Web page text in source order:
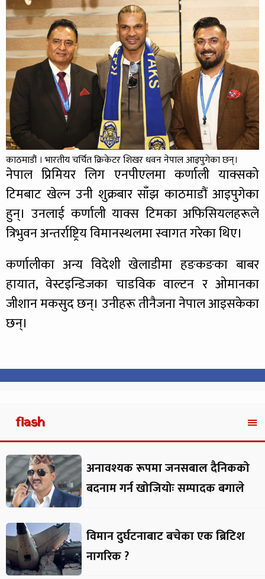
काठमाडौं । भारतीय चर्चित क्रिकेटर शिखर धवन नेपाल आइपुगेका छन्।
नेपाल प्रिमियर लिग एनपीएलमा कर्णाली याक्सको
टिमबाट खेल्न उनी शुक्रबार साँझ काठमाडौं आइपुगेका
हुन्। उनलाई कर्णाली याक्स टिमका अफिसियलहरूले
त्रिभुवन अन्तर्राष्ट्रिय विमानस्थलमा स्वागत गरेका थिए।
कर्णालीका अन्य विदेशी खेलाडीमा हङकङका बाबर
हायात, वेस्टइन्डिजका चाडविक वाल्टन र ओमानका
जीशान मकसुद छन्। उनीहरू तीनैजना नेपाल आइसकेका
छन्।
flash
अनावश्यक रूपमा जनसबाल दैनिकको
बदनाम गर्न खोजियोः सम्पादक बगाले
विमान दुर्घटनाबाट बचेका एक ब्रिटिश
नागरिक ?